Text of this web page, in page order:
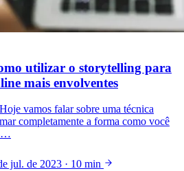
utilizar o storytelling para
mais envolventes
vamos falar sobre uma técnica
completamente a forma como você
jul. de 2023 · 10 min